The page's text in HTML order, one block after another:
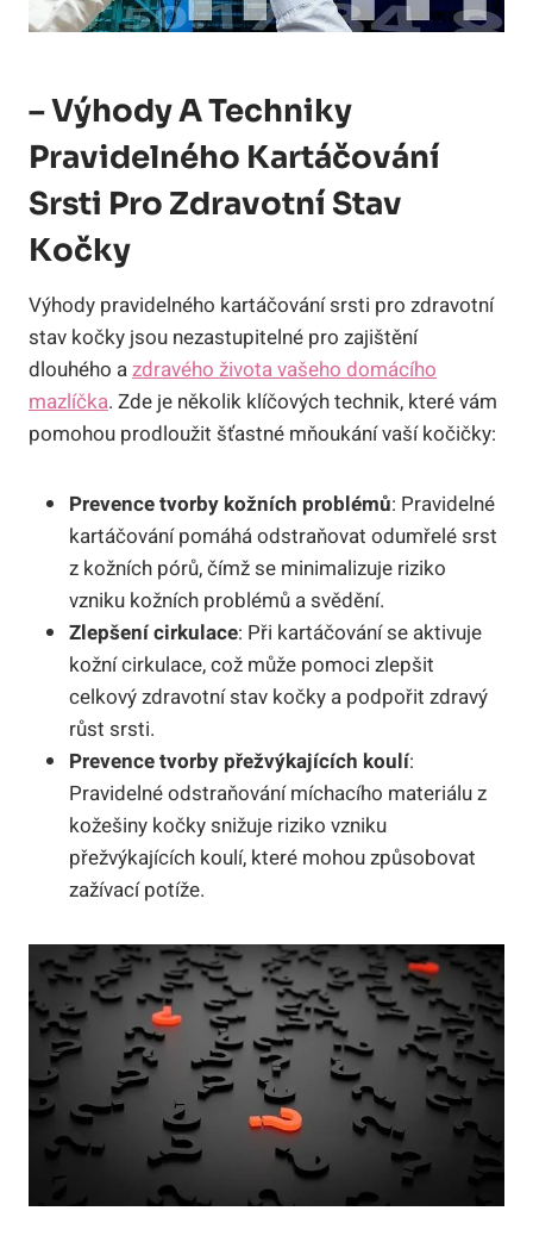
– Výhody A Techniky
Pravidelného Kartáčování
Srsti Pro Zdravotní Stav
Kočky
Výhody pravidelného kartáčování srsti pro zdravotní
stav kočky jsou nezastupitelné pro zajištění
dlouhého azdravého života vašeho domácího
mazlíčka. Zde je několik klíčových technik, které vám
pomohou prodloužit šťastné mňoukání vaší kočičky:
Prevence tvorby kožních problémů: Pravidelné
kartáčování pomáhá odstraňovat odumřelé srst
z kožních pórů, čímž se minimalizuje riziko
vzniku kožních problémů a svědění.
Zlepšení cirkulace: Při kartáčování se aktivuje
kožní cirkulace, což může pomoci zlepšit
celkový zdravotní stav kočky a podpořit zdravý
růst srsti.
Prevence tvorby přežvýkajících koulí:
Pravidelné odstraňování míchacího materiálu z
kožešiny kočky snižuje riziko vzniku
přežvýkajících koulí, které mohou způsobovat
zažívací potíže.